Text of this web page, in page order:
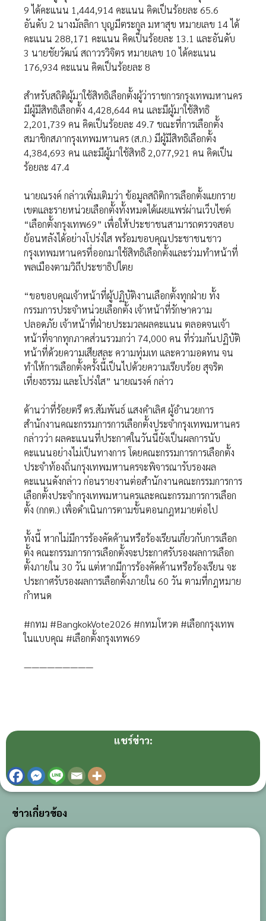
9 ได้คะแนน 1,444,914 คะแนน คิดเป็นร้อยละ 65.6
อันดับ 2 นางมัลลิกา บุญมีตระกูล มหาสุข หมายเลข 14 ได้
คะแนน 288,171 คะแนน คิดเป็นร้อยละ 13.1 และอันดับ
3 นายชัยวัฒน์ สถาวรวิจิตร หมายเลข 10 ได้คะแนน
176,934 คะแนน คิดเป็นร้อยละ 8
สำหรับสถิติผู้มาใช้สิทธิเลือกตั้งผู้ว่าราชการกรุงเทพมหานคร
มีผู้มีสิทธิเลือกตั้ง 4,428,644 คน และมีผู้มาใช้สิทธิ
2,201,739 คน คิดเป็นร้อยละ 49.7 ขณะที่การเลือกตั้ง
สมาชิกสภากรุงเทพมหานคร (ส.ก.) มีผู้มีสิทธิเลือกตั้ง
4,384,693 คน และมีผู้มาใช้สิทธิ 2,077,921 คน คิดเป็น
ร้อยละ 47.4
นายณรงค์ กล่าวเพิ่มเติมว่า ข้อมูลสถิติการเลือกตั้งแยกราย
เขตและรายหน่วยเลือกตั้งทั้งหมดได้เผยแพร่ผ่านเว็บไซต์
“เลือกตั้งกรุงเทพ69” เพื่อให้ประชาชนสามารถตรวจสอบ
ย้อนหลังได้อย่างโปร่งใส พร้อมขอบคุณประชาชนชาว
กรุงเทพมหานครที่ออกมาใช้สิทธิเลือกตั้งและร่วมทำหน้าที่
พลเมืองตามวิถีประชาธิปไตย
“ขอขอบคุณเจ้าหน้าที่ผู้ปฏิบัติงานเลือกตั้งทุกฝ่าย ทั้ง
กรรมการประจำหน่วยเลือกตั้ง เจ้าหน้าที่รักษาความ
ปลอดภัย เจ้าหน้าที่ฝ่ายประมวลผลคะแนน ตลอดจนเจ้า
หน้าที่จากทุกภาคส่วนรวมกว่า 74,000 คน ที่ร่วมกันปฏิบัติ
หน้าที่ด้วยความเสียสละ ความทุ่มเท และความอดทน จน
ทำให้การเลือกตั้งครั้งนี้เป็นไปด้วยความเรียบร้อย สุจริต
เที่ยงธรรม และโปร่งใส” นายณรงค์ กล่าว
ด้านว่าที่ร้อยตรี ดร.สัมพันธ์ แสงคำเลิศ ผู้อำนวยการ
สำนักงานคณะกรรมการการเลือกตั้งประจำกรุงเทพมหานคร
กล่าวว่า ผลคะแนนที่ประกาศในวันนี้ยังเป็นผลการนับ
คะแนนอย่างไม่เป็นทางการ โดยคณะกรรมการการเลือกตั้ง
ประจำท้องถิ่นกรุงเทพมหานครจะพิจารณารับรองผล
คะแนนดังกล่าว ก่อนรายงานต่อสำนักงานคณะกรรมการการ
เลือกตั้งประจำกรุงเทพมหานครและคณะกรรมการการเลือก
ตั้ง (กกต.) เพื่อดำเนินการตามขั้นตอนกฎหมายต่อไป
ทั้งนี้ หากไม่มีการร้องคัดค้านหรือร้องเรียนเกี่ยวกับการเลือก
ตั้ง คณะกรรมการการเลือกตั้งจะประกาศรับรองผลการเลือก
ตั้งภายใน 30 วัน แต่หากมีการร้องคัดค้านหรือร้องเรียน จะ
ประกาศรับรองผลการเลือกตั้งภายใน 60 วัน ตามที่กฎหมาย
กำหนด
#กทม #BangkokVote2026 #กทมโหวต #เลือกกรุงเทพ
ในแบบคุณ #เลือกตั้งกรุงเทพ69
—————————
แชร์ข่าว:
ข่าวเกี่ยวข้อง